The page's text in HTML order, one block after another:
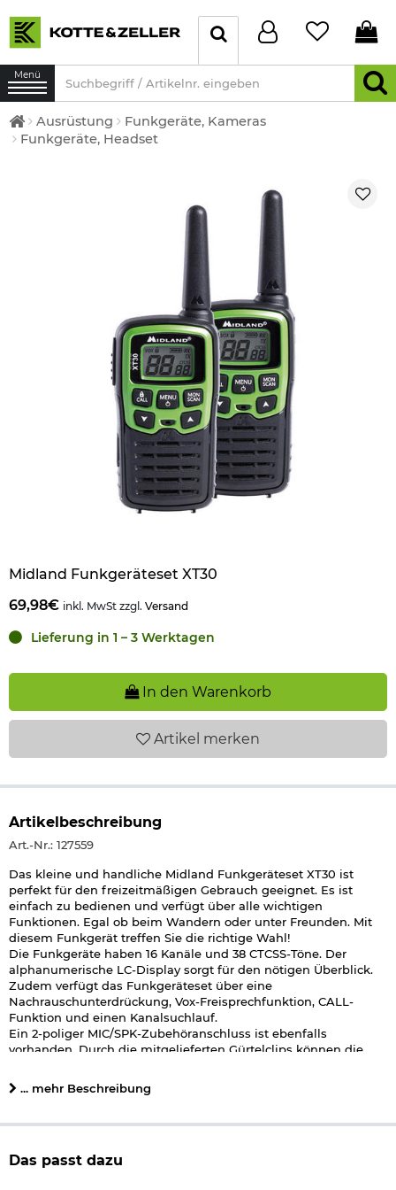
Menü
Ausrüstung
Funkgeräte, Kameras
Funkgeräte, Headset
Midland Funkgeräteset XT30
69,98€ inkl. MwSt zzgl. Versand
Lieferung in 1 – 3 Werktagen
In den Warenkorb
Artikel merken
Artikelbeschreibung
Art.-Nr.: 127559
Das kleine und handliche Midland Funkgeräteset XT30 ist
perfekt für den freizeitmäßigen Gebrauch geeignet. Es ist
einfach zu bedienen und verfügt über alle wichtigen
Funktionen. Egal ob beim Wandern oder unter Freunden. Mit
diesem Funkgerät treffen Sie die richtige Wahl!
Die Funkgeräte haben 16 Kanäle und 38 CTCSS-Töne. Der
alphanumerische LC-Display sorgt für den nötigen Überblick.
Zudem verfügt das Funkgeräteset über eine
Nachrauschunterdrückung, Vox-Freisprechfunktion, CALL-
Funktion und einen Kanalsuchlauf.
Ein 2-poliger MIC/SPK-Zubehöranschluss ist ebenfalls
vorhanden. Durch die mitgelieferten Gürtelclips können die
Im Lieferumfang sind außerdem noch 6 AAA Akkus sowie ein
Doppel-USB-Ladekabel vorhanden, sodass alles für den Einsatz
Midland Funkgeräteset XT30
... mehr Beschreibung
Das passt dazu